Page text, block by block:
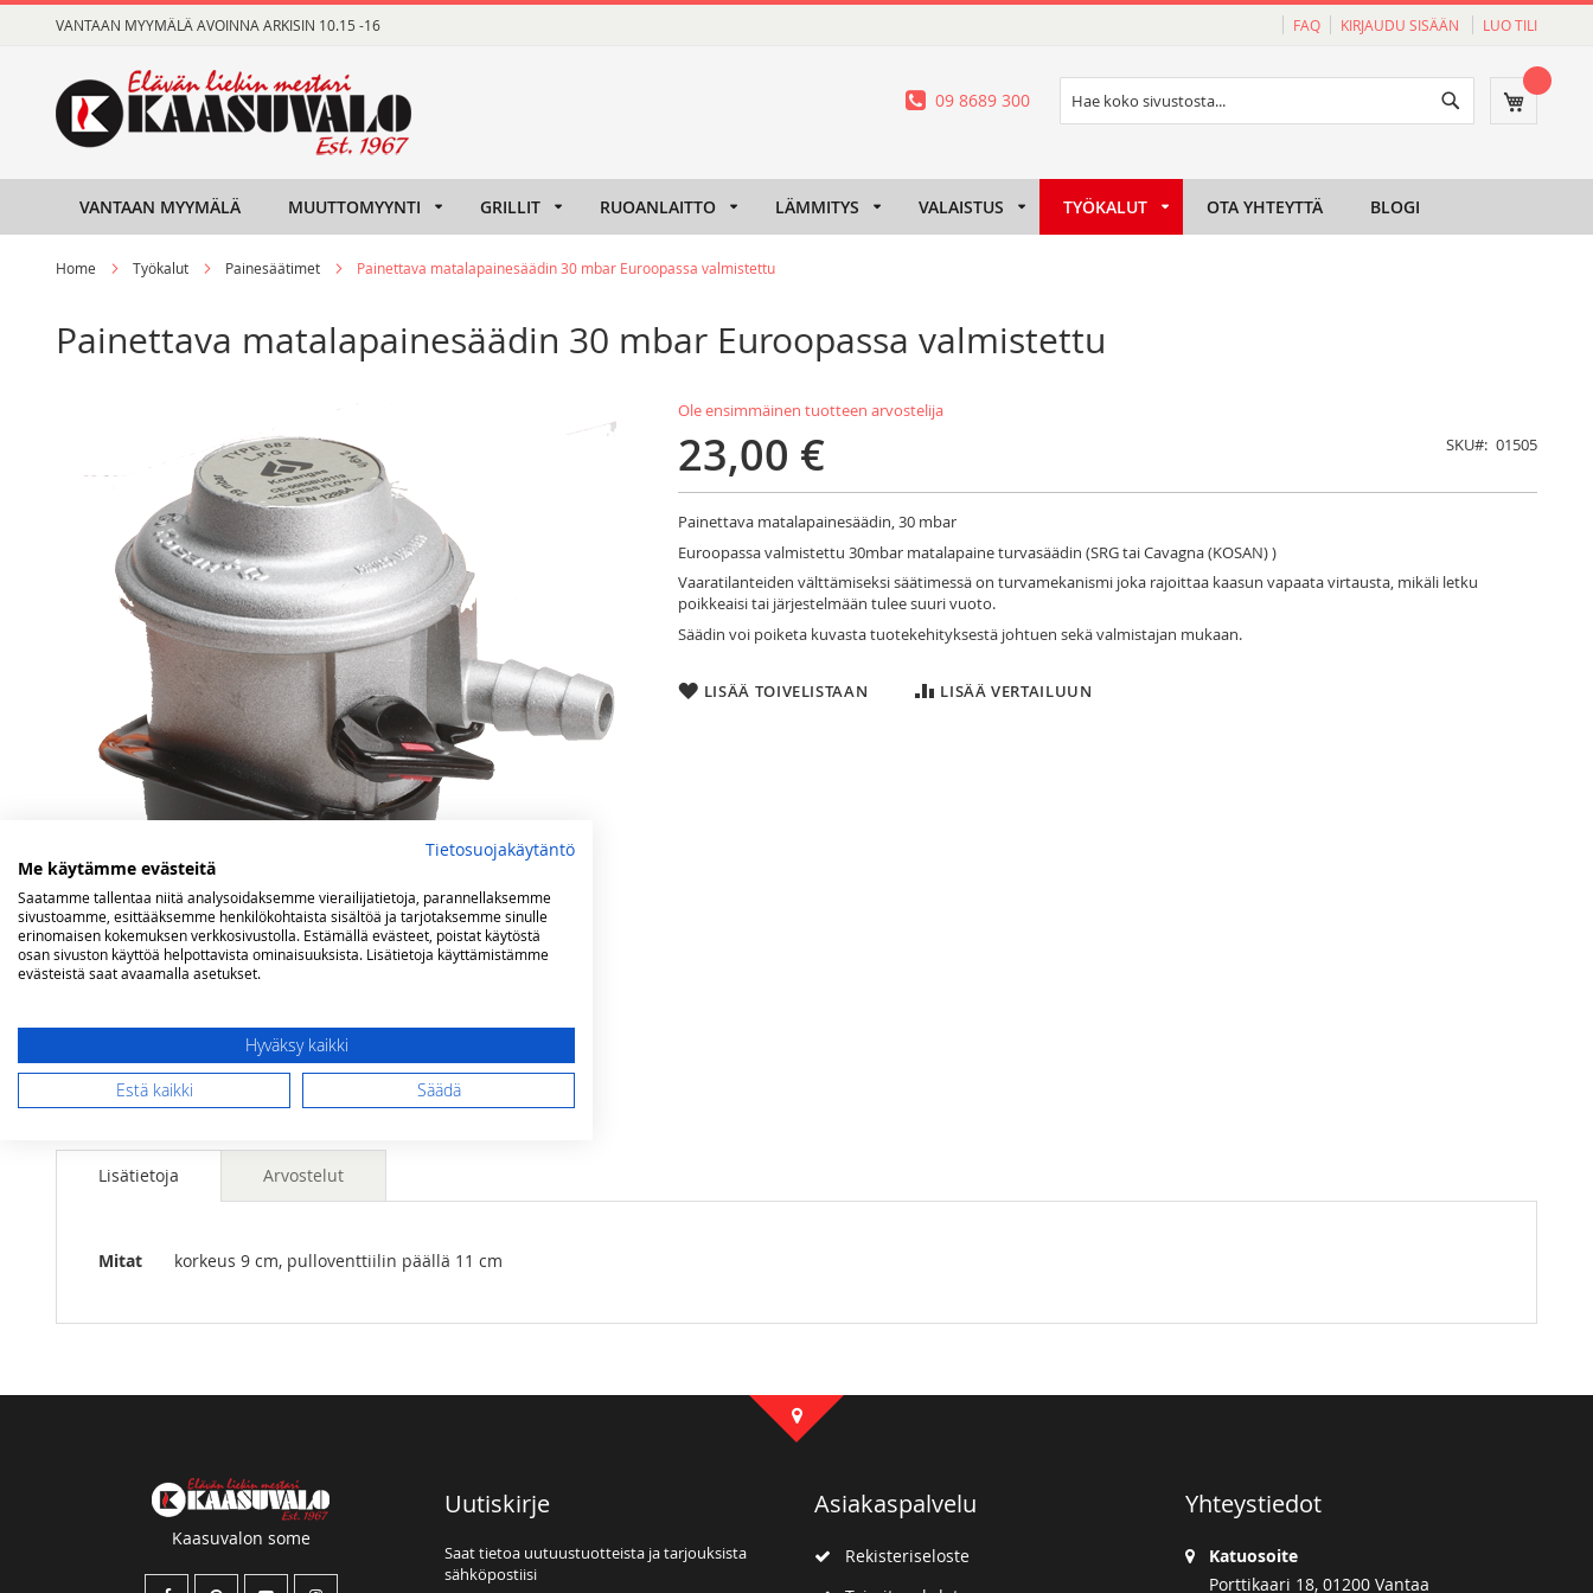
to
VANTAAN MYYMÄLÄ AVOINNA ARKISIN 10.15 -16 FAQ KIRJAUDU SISÄÄN LUO TILI
Ostoskori
Haku
09 8689 300
VANTAAN MYYMÄLÄ MUUTTOMYYNTI GRILLIT RUOANLAITTO LÄMMITYS VALAISTUS TYÖKALUT OTA YHTEYTTÄ BLOGI
Home Työkalut Painesäätimet Painettava matalapainesäädin 30 mbar Euroopassa valmistettu
Painettava matalapainesäädin 30 mbar Euroopassa valmistettu
Ole ensimmäinen tuotteen arvostelija
23,00 € SKU 01505
Painettava matalapainesäädin, 30 mbar
Euroopassa valmistettu 30mbar matalapaine turvasäädin (SRG tai Cavagna (KOSAN) )
Vaaratilanteiden välttämiseksi säätimessä on turvamekanismi joka rajoittaa kaasun vapaata virtausta, mikäli letku
poikkeaisi tai järjestelmään tulee suuri vuoto.
Säädin voi poiketa kuvasta tuotekehityksestä johtuen sekä valmistajan mukaan.
LISÄÄ TOIVELISTAAN LISÄÄ VERTAILUUN
Zoomaa kuvaa liikuttamalla hiirtä kuvan päällä
Lisätietoja
Lisätietoja
Mitat korkeus 9 cm, pulloventtiilin päällä 11 cm
Arvostelut
Kaasuvalon some
Uutiskirje
Saat tietoa uutuustuotteista ja tarjouksista
sähköpostiisi
Asiakaspalvelu
Rekisteriseloste
Yhteystiedot
Katuosoite
Porttikaari 18, 01200 Vantaa
Tietosuojakäytäntö
Me käytämme evästeitä
Saatamme tallentaa niitä analysoidaksemme vierailijatietoja, parannellaksemme
sivustoamme, esittääksemme henkilökohtaista sisältöä ja tarjotaksemme sinulle
erinomaisen kokemuksen verkkosivustolla. Estämällä evästeet, poistat käytöstä
osan sivuston käyttöä helpottavista ominaisuuksista. Lisätietoja käyttämistämme
evästeistä saat avaamalla asetukset.
Hyväksy kaikki
Estä kaikki Säädä